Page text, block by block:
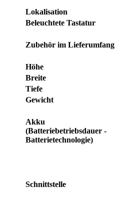
Lokalisation
Beleuchtete Tastatur
Zubehör im Lieferumfang
Höhe
Breite
Tiefe
Gewicht
Akku
(Batteriebetriebsdauer -
Batterietechnologie)
Schnittstelle